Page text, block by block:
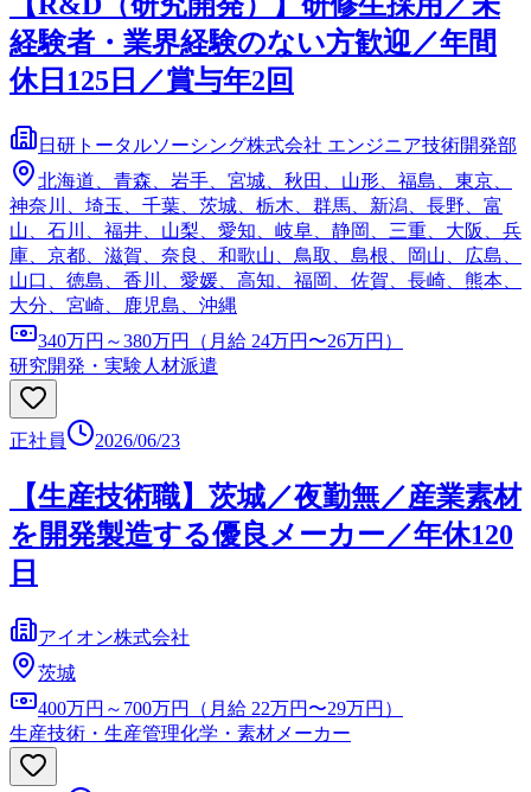
経験者・業界経験のない方歓迎／年間
休日125日／賞与年2回
日研トータルソーシング株式会社 エンジニア技術開発部
北海道、青森、岩手、宮城、秋田、山形、福島、東京、
神奈川、埼玉、千葉、茨城、栃木、群馬、新潟、長野、富
山、石川、福井、山梨、愛知、岐阜、静岡、三重、大阪、兵
庫、京都、滋賀、奈良、和歌山、鳥取、島根、岡山、広島、
山口、徳島、香川、愛媛、高知、福岡、佐賀、長崎、熊本、
大分、宮崎、鹿児島、沖縄
340万円～380万円（月給 24万円〜26万円）
研究開発・実験 人材派遣
正社員 2026/06/23
【生産技術職】茨城／夜勤無／産業素材
を開発製造する優良メーカー／年休120
日
アイオン株式会社
茨城
400万円～700万円（月給 22万円〜29万円）
生産技術・生産管理化学・素材メーカー